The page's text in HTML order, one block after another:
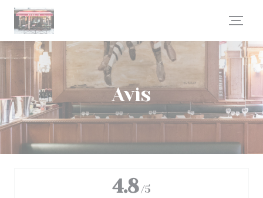
Personnalisation de vos choix en matière de cookies
Avis
4.8 /5